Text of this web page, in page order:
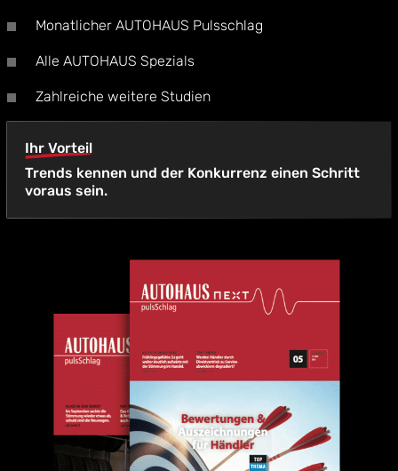
Monatlicher AUTOHAUS Pulsschlag
Alle AUTOHAUS Spezials
Zahlreiche weitere Studien
Ihr Vorteil
Trends kennen und der Konkurrenz einen Schritt
voraus sein.